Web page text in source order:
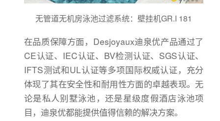
无管道无机房泳池过滤系统：壁挂机GR.I 181
在品质保障方面，Desjoyaux迪泉优产品通过了
CE认证、IEC认证、BV检测认证、SGS认证、
IFTS测试和UL认证等多项国际权威认证，充分
体现了其在安全性和耐用性方面的卓越表现。无
论是私人别墅泳池，还是星级度假酒店泳池项
目，迪泉优都能提供值得信赖的解决方案。